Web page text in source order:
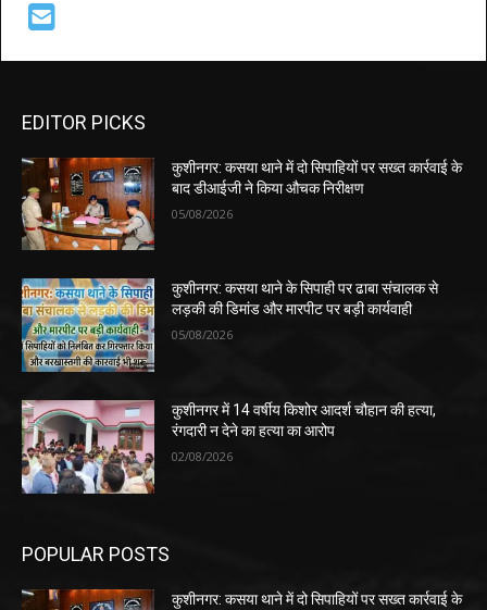
EDITOR PICKS
कुशीनगर: कसया थाने में दो सिपाहियों पर सख्त कार्रवाई के
बाद डीआईजी ने किया औचक निरीक्षण
05/08/2026
कुशीनगर: कसया थाने के सिपाही पर ढाबा संचालक से
लड़की की डिमांड और मारपीट पर बड़ी कार्यवाही
05/08/2026
कुशीनगर में 14 वर्षीय किशोर आदर्श चौहान की हत्या,
रंगदारी न देने का हत्या का आरोप
02/08/2026
POPULAR POSTS
कुशीनगर: कसया थाने में दो सिपाहियों पर सख्त कार्रवाई के